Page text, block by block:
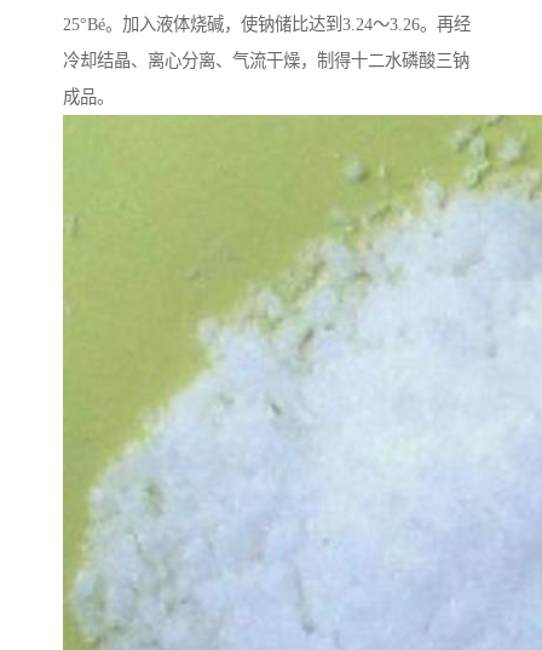
25°Bé。加入液体烧碱，使钠储比达到3.24～3.26。再经
冷却结晶、离心分离、气流干燥，制得十二水磷酸三钠
成品。